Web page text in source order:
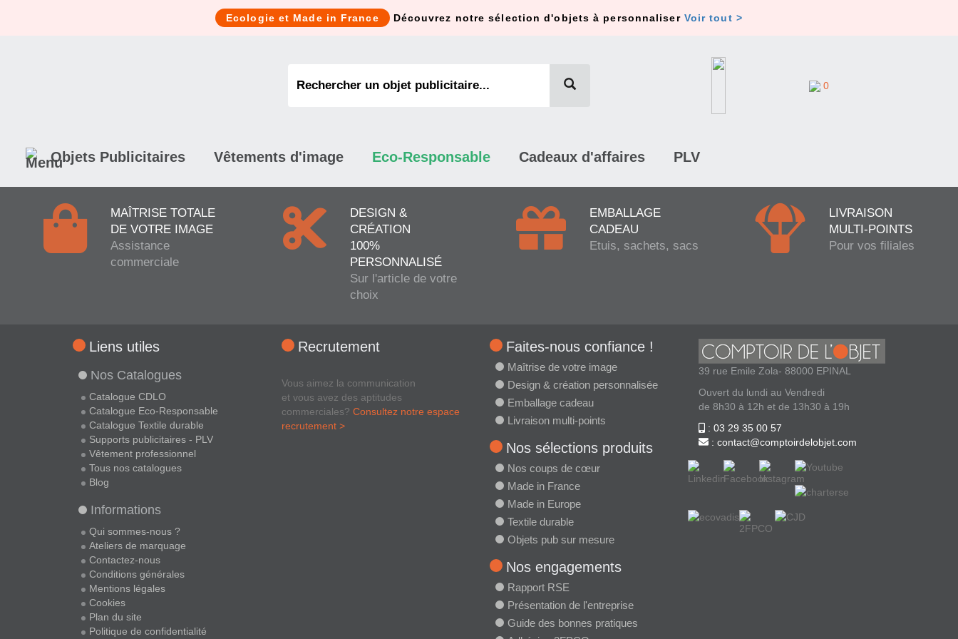
Ecologie et Made in France Découvrez notre sélection d'objets à personnaliser Voir tout >
0
Objets Publicitaires Vêtements d'image Eco-Responsable Cadeaux d'affaires PLV
MAÎTRISE TOTALE
DE VOTRE IMAGE
Assistance
commerciale
DESIGN &
CRÉATION
100%
PERSONNALISÉ
Sur l'article de votre
choix
EMBALLAGE
CADEAU
Etuis, sachets, sacs
LIVRAISON
MULTI-POINTS
Pour vos filiales
Liens utiles
Nos Catalogues
Catalogue CDLO
Catalogue Eco-Responsable
Catalogue Textile durable
Supports publicitaires - PLV
Vêtement professionnel
Tous nos catalogues
Blog
Informations
Qui sommes-nous ?
Ateliers de marquage
Contactez-nous
Conditions générales
Mentions légales
Cookies
Plan du site
Politique de confidentialité
Recrutement
Vous aimez la communication
et vous avez des aptitudes
commerciales? Consultez notre espace
recrutement >
Faites-nous confiance !
Maîtrise de votre image
Design & création personnalisée
Emballage cadeau
Livraison multi-points
Nos sélections produits
Nos coups de cœur
Made in France
Made in Europe
Textile durable
Objets pub sur mesure
Nos engagements
Rapport RSE
Présentation de l'entreprise
Guide des bonnes pratiques
39 rue Emile Zola- 88000 EPINAL
Ouvert du lundi au Vendredi
de 8h30 à 12h et de 13h30 à 19h
: 03 29 35 00 57
: contact@comptoirdelobjet.com